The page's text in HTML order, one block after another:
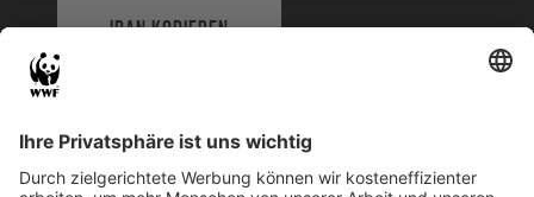
IBAN KOPIEREN